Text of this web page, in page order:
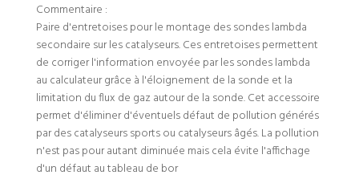
Commentaire :
Paire d'entretoises pour le montage des sondes lambda
secondaire sur les catalyseurs. Ces entretoises permettent
de corriger l'information envoyée par les sondes lambda
au calculateur grâce à l'éloignement de la sonde et la
limitation du flux de gaz autour de la sonde. Cet accessoire
permet d'éliminer d'éventuels défaut de pollution générés
par des catalyseurs sports ou catalyseurs âgés. La pollution
n'est pas pour autant diminuée mais cela évite l'affichage
d'un défaut au tableau de bor